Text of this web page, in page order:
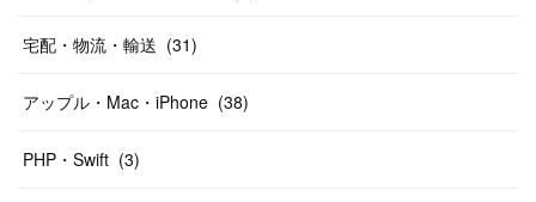
宅配・物流・輸送 (31)
アップル・Mac・iPhone (38)
PHP・Swift (3)